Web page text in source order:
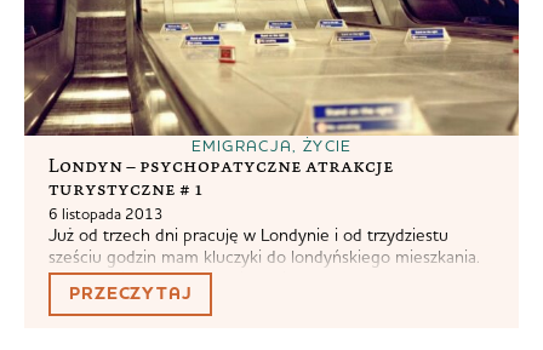
EMIGRACJA, ŻYCIE
Londyn – psychopatyczne atrakcje
turystyczne # 1
6 listopada 2013
Już od trzech dni pracuję w Londynie i od trzydziestu
sześciu godzin mam kluczyki do londyńskiego mieszkania.
Jestem więc absolutnym i największym autorytetem w
kwestiach wszystkiego co londyńskie, a królowa wydzwania
do mnie wieczorami i pyta jak żyć. Postanowiłam zatem
PRZECZYTAJ